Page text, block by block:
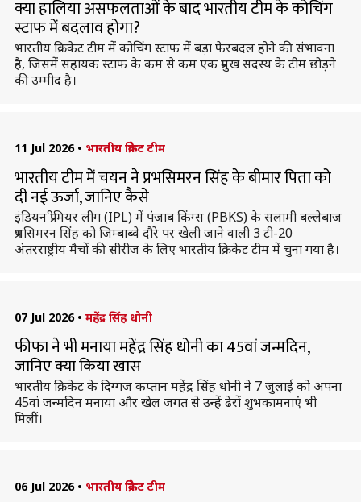
क्या हालिया असफलताओं के बाद भारतीय टीम के कोचिंग
स्टाफ में बदलाव होगा?
भारतीय क्रिकेट टीम में कोचिंग स्टाफ में बड़ा फेरबदल होने की संभावना
है, जिसमें सहायक स्टाफ के कम से कम एक प्रमुख सदस्य के टीम छोड़ने
की उम्मीद है।
11 Jul 2026 • भारतीय क्रिकेट टीम
भारतीय टीम में चयन ने प्रभसिमरन सिंह के बीमार पिता को
दी नई ऊर्जा, जानिए कैसे
इंडियन प्रीमियर लीग (IPL) में पंजाब किंग्स (PBKS) के सलामी बल्लेबाज
प्रभसिमरन सिंह को जिम्बाब्वे दौरे पर खेली जाने वाली 3 टी-20
अंतरराष्ट्रीय मैचों की सीरीज के लिए भारतीय क्रिकेट टीम में चुना गया है।
07 Jul 2026 • महेंद्र सिंह धोनी
फीफा ने भी मनाया महेंद्र सिंह धोनी का 45वां जन्मदिन,
जानिए क्या किया खास
भारतीय क्रिकेट के दिग्गज कप्तान महेंद्र सिंह धोनी ने 7 जुलाई को अपना
45वां जन्मदिन मनाया और खेल जगत से उन्हें ढेरों शुभकामनाएं भी
मिलीं।
06 Jul 2026 • भारतीय क्रिकेट टीम